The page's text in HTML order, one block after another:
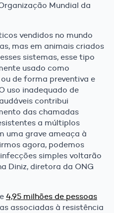
Mundial da
vendidos no mundo
mas em animais criados
sistemas, esse tipo
usado como
de forma preventiva e
uso inadequado de
contribui
das chamadas
a múltiplos
uma grave ameaça à
agora, podemos
simples voltarão
Diniz, diretora da ONG
4,95 milhões de pessoas
associadas à resistência